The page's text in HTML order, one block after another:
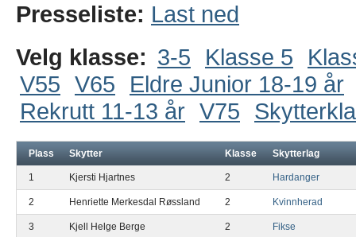
Presseliste: Last ned
Velg klasse: 3-5 Klasse 5
V55 V65
Eldre Junior 18-19 år
Rekrutt 11-13 år V75
Plass Skytter Klasse Skytterlag
1 Kjersti Hjartnes 2 Hardanger
2 Henriette Merkesdal Røssland 2 Kvinnherad
3 Kjell Helge Berge 2 Fikse